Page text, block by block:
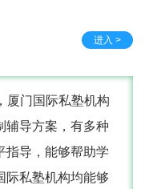
进入 >
厦门国际私塾机构
辅导方案，有多种
指导，能够帮助学
际私塾机构均能够